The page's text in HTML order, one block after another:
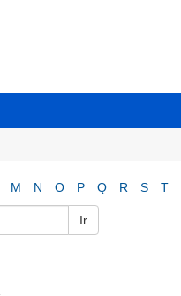
M N O P Q R S T
Ir